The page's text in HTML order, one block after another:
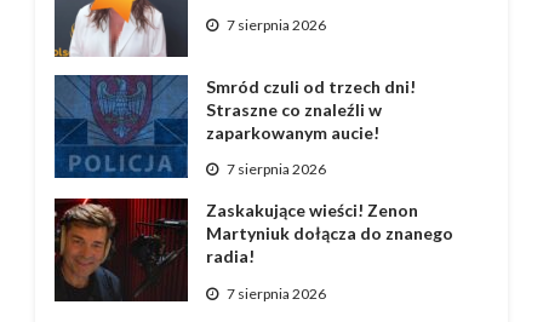
7 sierpnia 2026
Smród czuli od trzech dni!
Straszne co znaleźli w
zaparkowanym aucie!
7 sierpnia 2026
Zaskakujące wieści! Zenon
Martyniuk dołącza do znanego
radia!
7 sierpnia 2026